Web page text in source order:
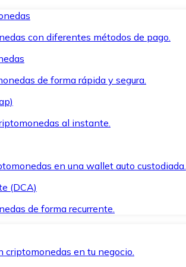
con diferentes métodos de pago.
de forma rápida y segura.
al instante.
en una wallet auto custodiada.
(DCA)
de forma recurrente.
criptomonedas en tu negocio.